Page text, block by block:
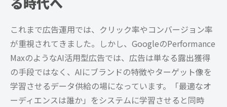
これまで広告運用では、クリック率やコンバージョン率
が重視されてきました。しかし、GoogleのPerformance
MaxのようなAI活用型広告では、広告は単なる露出獲得
の手段ではなく、AIにブランドの特徴やターゲット像を
学習させるデータ供給の場になっています。「最適なオ
ーディエンスは誰か」をシステムに学習させると同時